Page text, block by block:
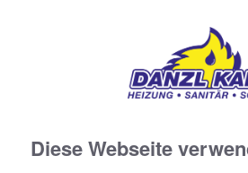
Diese Webseite